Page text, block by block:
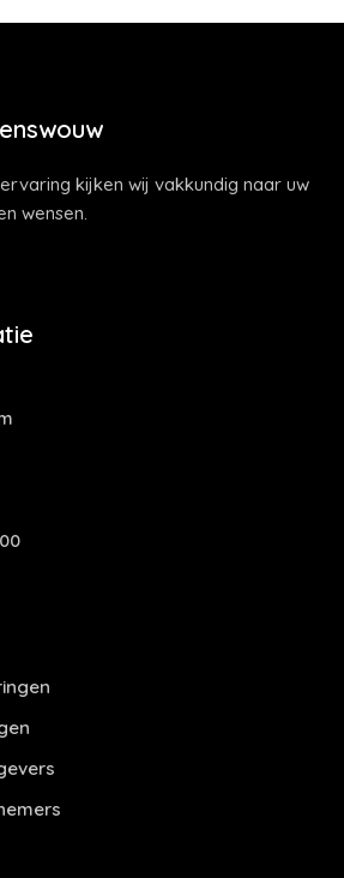
kijken wij vakkundig naar uw
wensen.